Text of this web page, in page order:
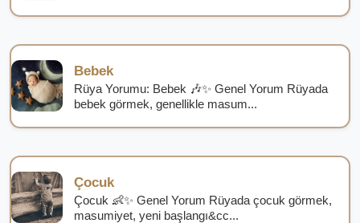
Bebek
Rüya Yorumu: Bebek 🎶✨ Genel Yorum Rüyada
bebek görmek, genellikle masum...
Çocuk
Çocuk 👶✨ Genel Yorum Rüyada çocuk görmek,
masumiyet, yeni başlangı&cc...